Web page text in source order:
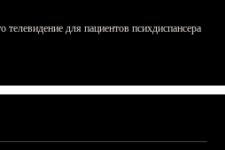
телевидение для пациентов психдиспансера